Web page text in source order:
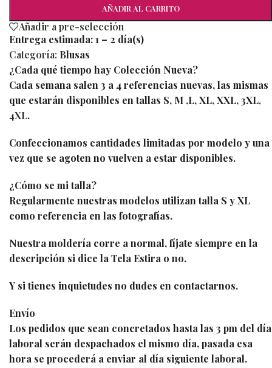
AÑADIR AL CARRITO
Añadir a pre-selección
Entrega estimada:1 – 2 día(s)
Categoría: Blusas
¿Cada qué tiempo hay Colección Nueva?
Cada semana salen 3 a 4 referencias nuevas, las mismas
que estarán disponibles en tallas S, M ,L, XL, XXL, 3XL,
4XL.
Confeccionamos cantidades limitadas por modelo y una
vez que se agoten no vuelven a estar disponibles.
¿Cómo se mi talla?
Regularmente nuestras modelos utilizan talla S y XL
como referencia en las fotografías.
Nuestra moldería corre a normal, fíjate siempre en la
descripción si dice la Tela Estira o no.
Y si tienes inquietudes no dudes en contactarnos.
Envío
Los pedidos que sean concretados hasta las 3 pm del día
laboral serán despachados el mismo día, pasada esa
hora se procederá a enviar al día siguiente laboral.